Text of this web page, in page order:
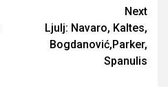
Next
Ljulj: Navaro, Kaltes,
Bogdanović,Parker,
Spanulis